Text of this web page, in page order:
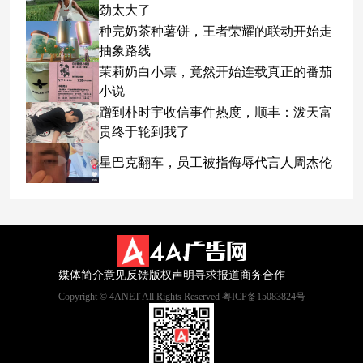
劲太大了
种完奶茶种薯饼，王者荣耀的联动开始走
抽象路线
茉莉奶白小票，竟然开始连载真正的番茄
小说
蹭到朴时宇收信事件热度，顺丰：泼天富
贵终于轮到我了
星巴克翻车，员工被指侮辱代言人周杰伦
媒体简介意见反馈版权声明寻求报道商务合作
Copyright © 4ANET All Rights Reserved 粤ICP备15083824号